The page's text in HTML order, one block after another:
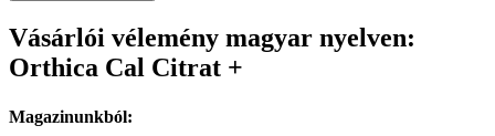
Vásárlói vélemény magyar nyelven:
Orthica Cal Citrat +
Magazinunkból: